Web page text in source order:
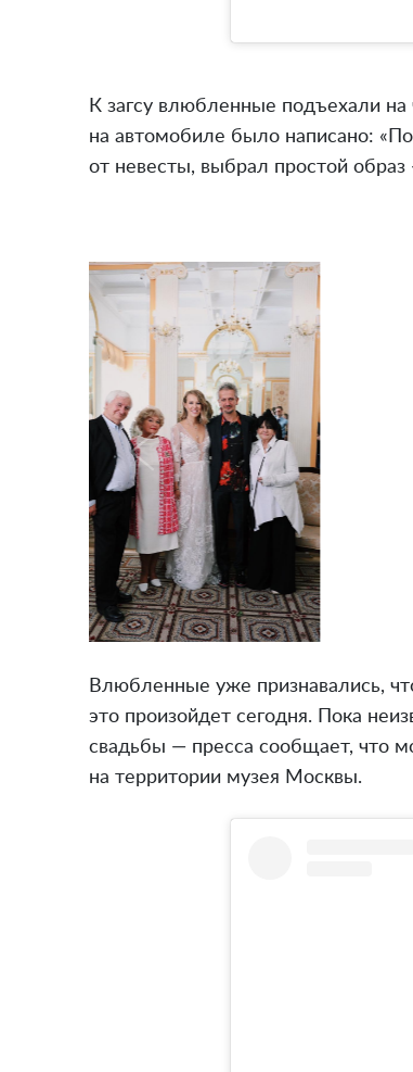
К загсу влюбленные подъехали
на автомобиле было написано:
от невесты, выбрал простой
Влюбленные уже признавались,
это произойдет сегодня. Пока
свадьбы — пресса сообщает, что
на территории музея Москвы.